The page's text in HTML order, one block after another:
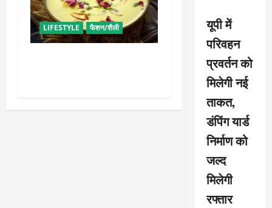
LIFESTYLE फैशन/शैली
यूपी में
परिवहन
प्रवर्तन को
मिलेगी नई
ताकत,
डंपिंग यार्ड
निर्माण को
जल्द
मिलेगी
रफ्तार